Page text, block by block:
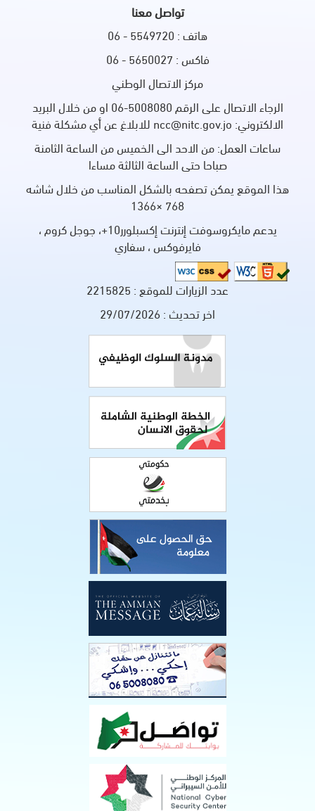
تواصل معنا
هاتف : 5549720 - 06
فاكس : 5650027 - 06
مركز الاتصال الوطني
الرجاء الاتصال على الرقم 5008080-06 او من خلال البريد
الالكتروني: ncc@nitc.gov.jo للابلاغ عن أي مشكلة فنية
ساعات العمل: من الاحد الى الخميس من الساعة الثامنة
صباحا حتى الساعة الثالثة مساءا
هذا الموقع يمكن تصفحه بالشكل المناسب من خلال شاشه
768 ×1366
يدعم مايكروسوفت إنترنت إكسبلورر10+، جوجل كروم ،
فايرفوكس ، سفاري
عدد الزيارات للموقع : 2215825
اخر تحديث : 29/07/2026